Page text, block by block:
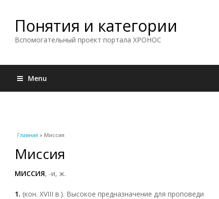
Понятия и категории
Вспомогательный проект портала ХРОНОС
Menu
Вы здесь
Главная » Миссия
Миссия
МИССИЯ, -и, ж.
1. (кон. XVIII в.). Высокое предназначение для проповеди